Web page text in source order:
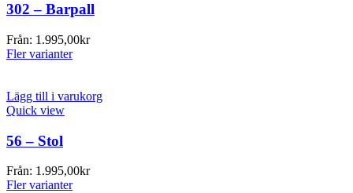
302 – Barpall
Från: 1.995,00kr
Fler varianter
Lägg till i varukorg
Quick view
56 – Stol
Från: 1.995,00kr
Fler varianter